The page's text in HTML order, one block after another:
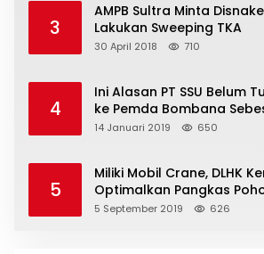
3
AMPB Sultra Minta
Lakukan Sweeping TKA
30 April 2018 710
4
Ini Alasan PT SSU Belum
ke Pemda Bombana
14 Januari 2019 650
5
Miliki Mobil Crane, DLHK
Optimalkan Pangkas
5 September 2019 626